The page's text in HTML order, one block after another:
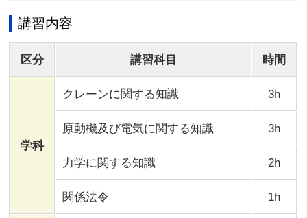
講習内容
区分 講習科目 時間
学科
クレーンに関する知識 3h
原動機及び電気に関する知識 3h
力学に関する知識 2h
関係法令 1h